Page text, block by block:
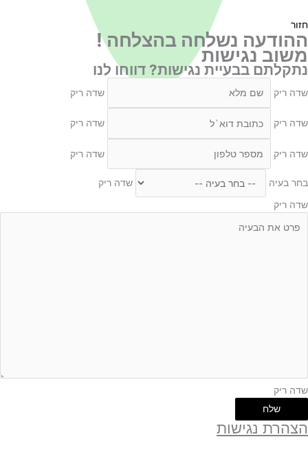
חזור
ההודעה נשלחה בהצלחה !
משוב נגישות
נתקלתם בבעיית נגישות? דווחו לנו
שדה ריק שדה ריק
שדה ריק שדה ריק
שדה ריק שדה ריק
בחר בעיה
שדה ריק
שדה ריק
שדה ריק
שלח
הצהרת נגישות